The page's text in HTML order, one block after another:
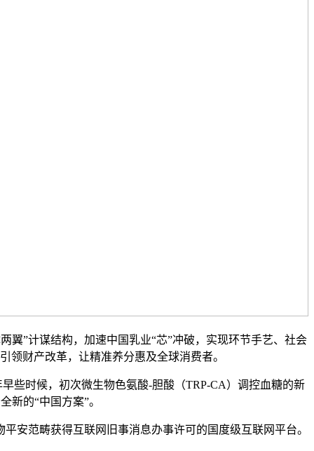
”计谋结构，加速中国乳业“芯”冲破，实现环节手艺、社会
领财产改革，让精准养分惠及全球消费者。
时候，初次微生物色氨酸-胆酸（TRP-CA）调控血糖的新
新的“中国方案”。
范畴获得互联网旧事消息办事许可的国度级互联网平台。